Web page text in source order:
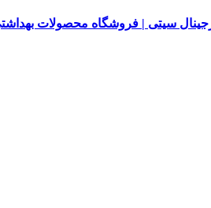
سیتی | فروشگاه محصولات